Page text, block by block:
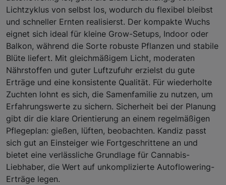
Lichtzyklus von selbst los, wodurch du flexibel bleibst
und schneller Ernten realisierst. Der kompakte Wuchs
eignet sich ideal für kleine Grow-Setups, Indoor oder
Balkon, während die Sorte robuste Pflanzen und stabile
Blüte liefert. Mit gleichmäßigem Licht, moderaten
Nährstoffen und guter Luftzufuhr erzielst du gute
Erträge und eine konsistente Qualität. Für wiederholte
Zuchten lohnt es sich, die Samenfamilie zu nutzen, um
Erfahrungswerte zu sichern. Sicherheit bei der Planung
gibt dir die klare Orientierung an einem regelmäßigen
Pflegeplan: gießen, lüften, beobachten. Kandiz passt
sich gut an Einsteiger wie Fortgeschrittene an und
bietet eine verlässliche Grundlage für Cannabis-
Liebhaber, die Wert auf unkomplizierte Autoflowering-
Erträge legen.